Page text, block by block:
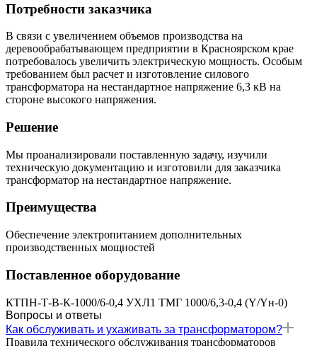
Потребности заказчика
В связи с увеличением объемов производства на
деревообрабатывающем предприятии в Красноярском крае
потребовалось увеличить электрическую мощность. Особым
требованием был расчет и изготовление силового
трансформатора на нестандартное напряжение 6,3 кВ на
стороне высокого напряжения.
Решение
Мы проанализировали поставленную задачу, изучили
техническую документацию и изготовили для заказчика
трансформатор на нестандартное напряжение.
Преимущества
Обеспечение электропитанием дополнительных
производственных мощностей
Поставленное оборудование
КТПН-Т-В-К-1000/6-0,4 УХЛ1 ТМГ 1000/6,3-0,4 (Y/Yн-0)
Вопросы и ответы
Как обслуживать и ухаживать за трансформатором?
Правила технического обслуживания трансформаторов